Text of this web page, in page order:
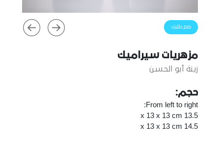
ضع طلبك
مزهريات سيراميك
زينة أبو الحسن
حجم:
From left to right:
13.5 x 13 x 13 cm
14.5 x 13 x 13 cm